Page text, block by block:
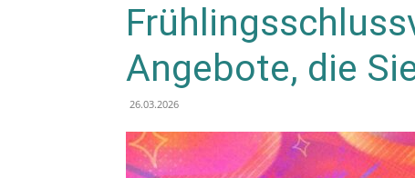
Angebote, die
26.03.2026